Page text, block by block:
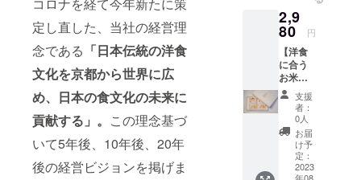
定し直した、当社の経営理
念である 「日本伝統の洋食
文化を京都から世界に広
め、日本の食文化の未来に
貢献する」。 この理念基づ
いて5年後、10年後、20年
後の経営ビジョンを掲げま
ん。 お
いしく
お召し
上がり
いただ
ける期
間とし
て、 精
米年月
日より
75日以
内をお
すすめ
付き。
配送料
込み。
宅急便
コンパ
クトで
お送り
しま
す。 保
存方
法 冷
暗所 お
米はお
2,9
80 円
【洋食
に合う
お米
ギフト
ボック
ス付
き】 お
米2合
300g
お茶碗
支援
者：
0人
お届
け予
定：
2023